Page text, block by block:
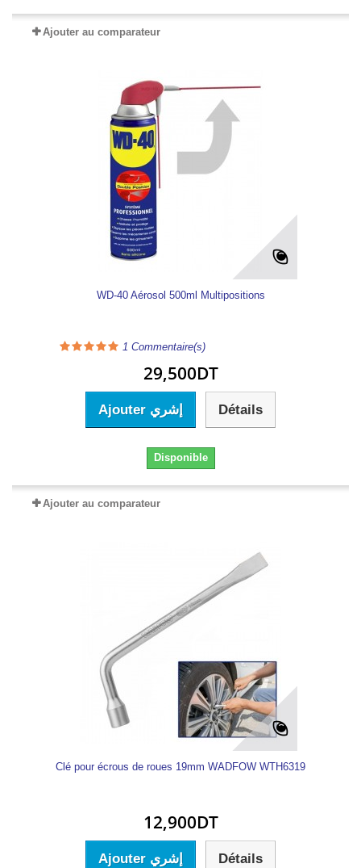
Ajouter au comparateur
WD-40 Aérosol 500ml Multipositions
1 Commentaire(s)
29,500DT
Ajouter إشري Détails
Disponible
Ajouter au comparateur
Clé pour écrous de roues 19mm WADFOW WTH6319
12,900DT
Ajouter إشري Détails